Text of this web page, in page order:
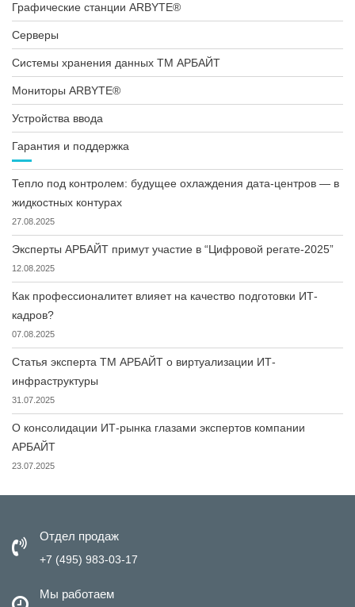
Графические станции ARBYTE®
Серверы
Системы хранения данных ТМ АРБАЙТ
Мониторы ARBYTE®
Устройства ввода
Гарантия и поддержка
Тепло под контролем: будущее охлаждения дата-центров — в
жидкостных контурах
27.08.2025
Эксперты АРБАЙТ примут участие в “Цифровой регате-2025”
12.08.2025
Как профессионалитет влияет на качество подготовки ИТ-
кадров?
07.08.2025
Статья эксперта ТМ АРБАЙТ о виртуализации ИТ-
инфраструктуры
31.07.2025
О консолидации ИТ-рынка глазами экспертов компании
АРБАЙТ
23.07.2025
Отдел продаж
+7 (495) 983-03-17
Мы работаем